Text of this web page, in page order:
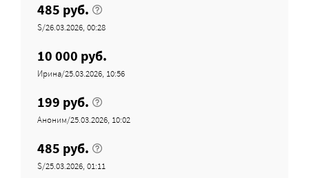
485 руб.
S/26.03.2026, 00:28
10 000 руб.
Ирина/25.03.2026, 10:56
199 руб.
Аноним/25.03.2026, 10:02
485 руб.
S/25.03.2026, 01:11